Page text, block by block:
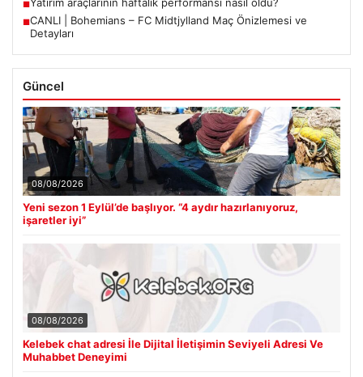
■
■CANLI | Bohemians – FC Midtjylland Maç Önizlemesi ve
Detayları
Güncel
08/08/2026
Yeni sezon 1 Eylül’de başlıyor. “4 aydır hazırlanıyoruz,
işaretler iyi”
08/08/2026
Kelebek chat adresi İle Dijital İletişimin Seviyeli Adresi Ve
Muhabbet Deneyimi